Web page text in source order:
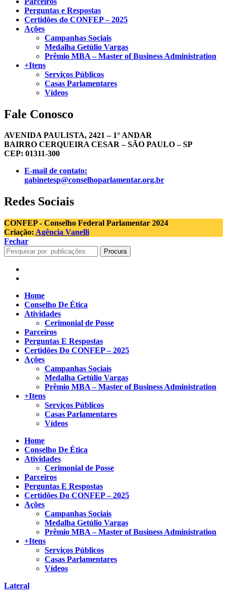
Perguntas e Respostas
Certidões do CONFEP – 2025
Ações
Campanhas Sociais
Medalha Getúlio Vargas
Prêmio MBA – Master of Business Administration
+Itens
Serviços Públicos
Casas Parlamentares
Vídeos
Fale Conosco
AVENIDA PAULISTA, 2421 – 1° ANDAR
BAIRRO CERQUEIRA CESAR – SÃO PAULO – SP
CEP: 01311-300
E-mail de contato:
gabinetesp@conselhoparlamentar.org.br
Redes Sociais
CONFEP - Conselho Federal Parlamentar 2024
Criação: Agência Vanelli
Fechar
Procura
Home
Conselho De Ética
Atividades
Cerimonial de Posse
Parceiros
Perguntas E Respostas
Certidões Do CONFEP – 2025
Ações
Campanhas Sociais
Medalha Getúlio Vargas
Prêmio MBA – Master of Business Administration
+Itens
Serviços Públicos
Casas Parlamentares
Vídeos
Home
Conselho De Ética
Atividades
Cerimonial de Posse
Parceiros
Perguntas E Respostas
Certidões Do CONFEP – 2025
Ações
Campanhas Sociais
Medalha Getúlio Vargas
Prêmio MBA – Master of Business Administration
+Itens
Serviços Públicos
Casas Parlamentares
Vídeos
Lateral